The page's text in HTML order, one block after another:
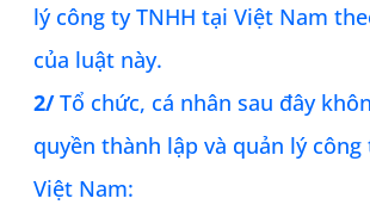
lý công ty TNHH tại Việt Nam
của luật này.
2/Tổ chức, cá nhân sau đây
quyền thành lập và quản lý công
Việt Nam: